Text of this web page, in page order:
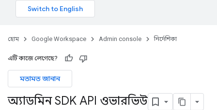
হোম Google Workspace Admin console নির্দেশিকা
এটি কাজে লেগেছে?
মতামত জানান
অ্যাডমিন SDK API ওভারভিউ